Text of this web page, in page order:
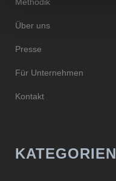
Über uns
Presse
Für Unternehmen
Kontakt
KATEGORIEN